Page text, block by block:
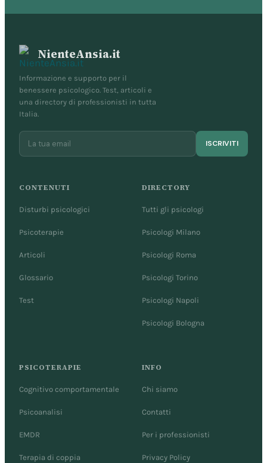
NienteAnsia.it
Informazione e supporto per il
benessere psicologico. Test, articoli e
una directory di professionisti in tutta
Italia.
ISCRIVITI
CONTENUTI
Disturbi psicologici
Psicoterapie
Articoli
Glossario
Test
DIRECTORY
Tutti gli psicologi
Psicologi Milano
Psicologi Roma
Psicologi Torino
Psicologi Napoli
Psicologi Bologna
PSICOTERAPIE
Cognitivo comportamentale
Psicoanalisi
EMDR
Terapia di coppia
INFO
Chi siamo
Contatti
Per i professionisti
Privacy Policy